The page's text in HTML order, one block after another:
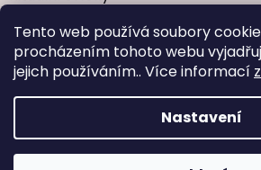
Tento web používá soubory
procházením tohoto webu
jejich používáním.. Více informací
Nastavení
Často kladené dotazy
Vytvořil Shoptet
Copyright 2026Elba Art. Všechna